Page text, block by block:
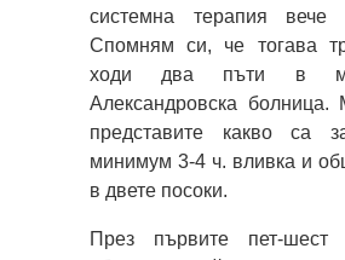
системна терапия вече
Спомням си, че тогава
ходи два пъти в
Александровска
представите какво са
минимум 3-4 ч. вливка и
в двете посоки.
През първите пет-шест